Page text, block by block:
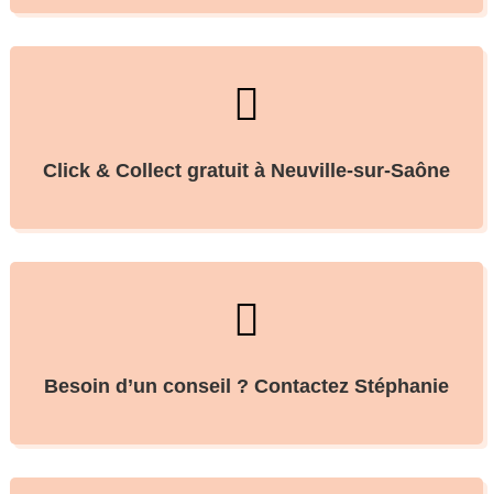

Click & Collect gratuit à Neuville-sur-Saône

Besoin d’un conseil ? Contactez Stéphanie